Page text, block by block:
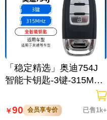
「稳定精选」奥迪754J
智能卡钥匙-3键-315MHZ
-原厂芯片A6L Q5 A4L A
￥90 会员享专价 已售1k+